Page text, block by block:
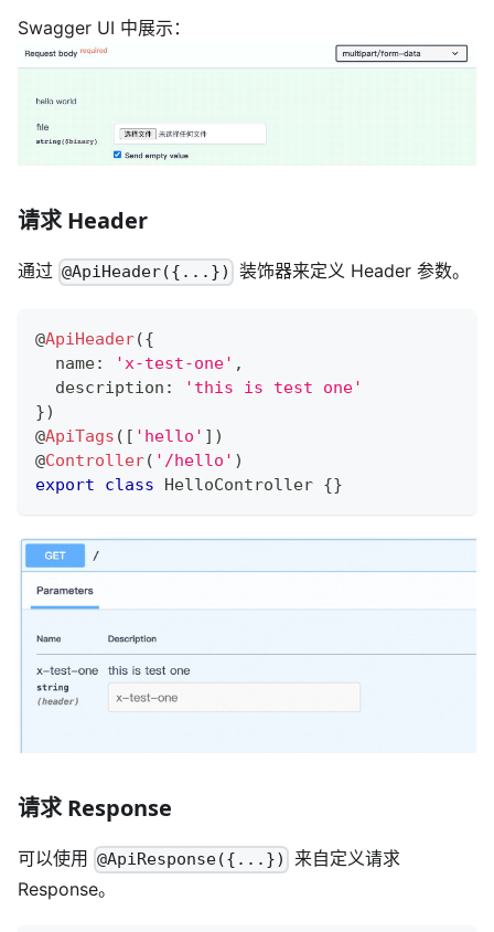
Swagger UI 中展示：
请求 Header
通过 @ApiHeader({...}) 装饰器来定义 Header 参数。
@ApiHeader({
  name
: 'x-test-one' ,
  description
:
'this is test one'
})
@ApiTags ( [ 'hello' ] )
@Controller( '/hello' )
export
class HelloController {}
请求 Response
可以使用 @ApiResponse({...})
来自定义请求
Response。